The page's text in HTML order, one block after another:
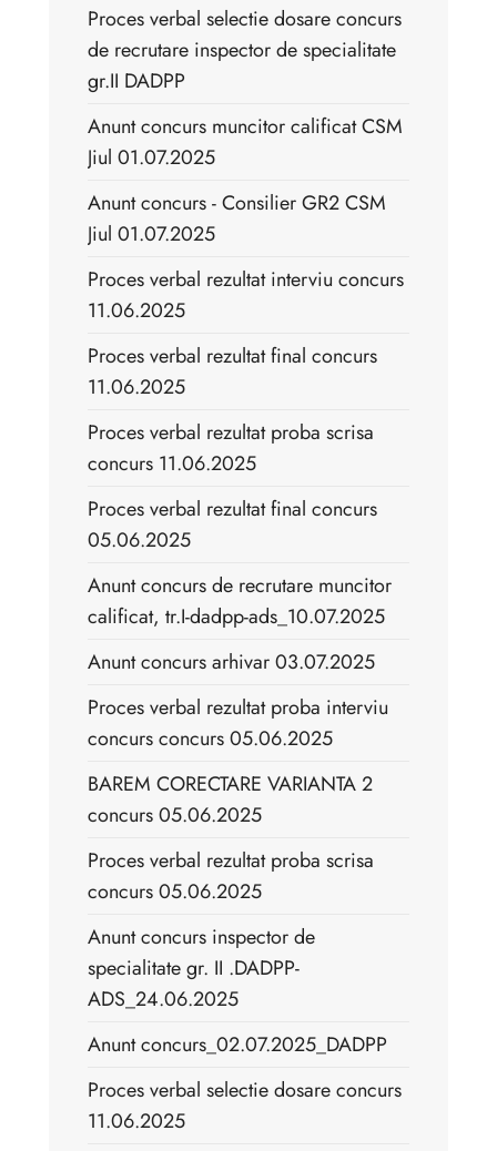
Proces verbal selectie dosare concurs
de recrutare inspector de specialitate
gr.II DADPP
Anunt concurs muncitor calificat CSM
Jiul 01.07.2025
Anunt concurs - Consilier GR2 CSM
Jiul 01.07.2025
Proces verbal rezultat interviu concurs
11.06.2025
Proces verbal rezultat final concurs
11.06.2025
Proces verbal rezultat proba scrisa
concurs 11.06.2025
Proces verbal rezultat final concurs
05.06.2025
Anunt concurs de recrutare muncitor
calificat, tr.I-dadpp-ads_10.07.2025
Anunt concurs arhivar 03.07.2025
Proces verbal rezultat proba interviu
concurs concurs 05.06.2025
BAREM CORECTARE VARIANTA 2
concurs 05.06.2025
Proces verbal rezultat proba scrisa
concurs 05.06.2025
Anunt concurs inspector de
specialitate gr. II .DADPP-
ADS_24.06.2025
Anunt concurs_02.07.2025_DADPP
Proces verbal selectie dosare concurs
11.06.2025